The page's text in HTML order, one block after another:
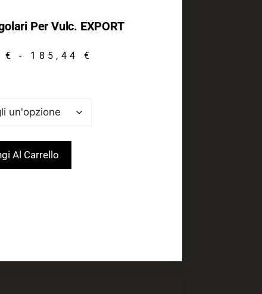
Per Vulc. EXPORT
€ - 185,44€
Al Carrello